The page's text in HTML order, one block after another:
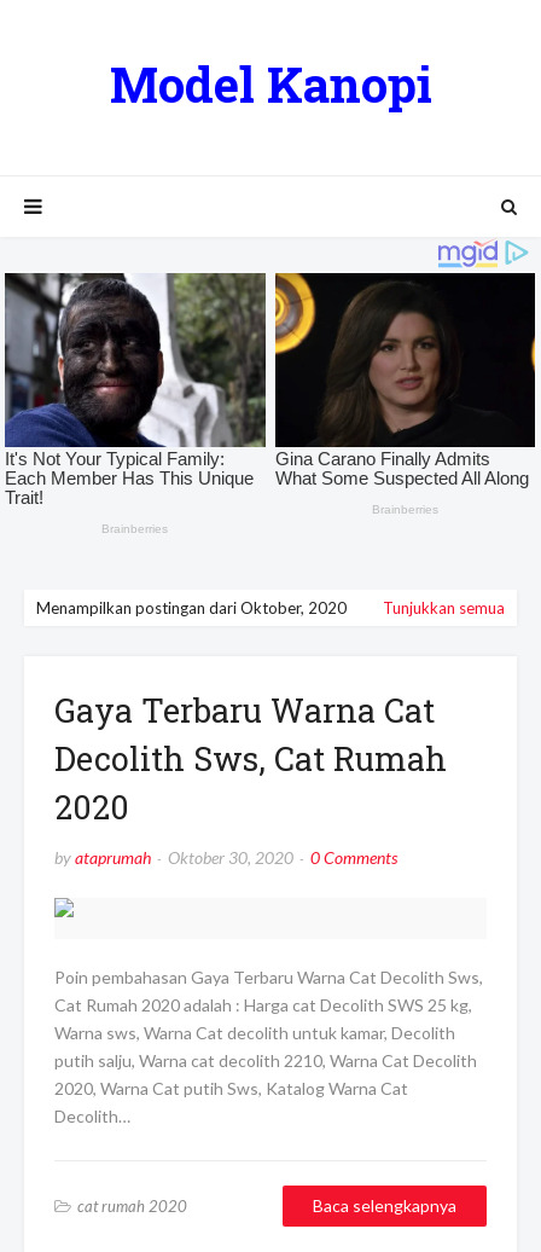
Model Kanopi
Menampilkan postingan dari Oktober, 2020 Tunjukkan semua
Gaya Terbaru Warna Cat
Decolith Sws, Cat Rumah
2020
byataprumah Oktober 30, 2020 0 Comments
Poin pembahasan Gaya Terbaru Warna Cat Decolith Sws,
Cat Rumah 2020 adalah : Harga cat Decolith SWS 25 kg,
Warna sws, Warna Cat decolith untuk kamar, Decolith
putih salju, Warna cat decolith 2210, Warna Cat Decolith
2020, Warna Cat putih Sws, Katalog Warna Cat
Decolith…
cat rumah 2020 Baca selengkapnya